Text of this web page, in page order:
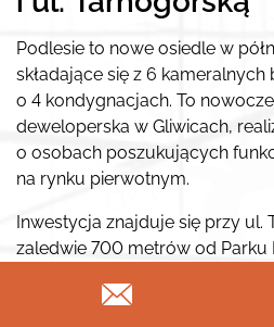
Podlesie to nowe osiedle w
składające się z 6
o 4 kondygnacjach. To
deweloperska w Gliwicach,
o osobach poszukujących
na rynku pierwotnym.
Inwestycja znajduje się przy ul.
zaledwie 700 metrów od
mieszkania Podlesie Gliwice